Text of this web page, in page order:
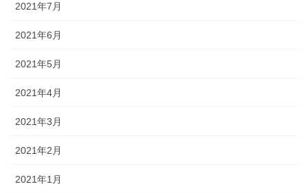
2021年7月
2021年6月
2021年5月
2021年4月
2021年3月
2021年2月
2021年1月